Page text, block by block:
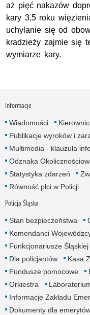
aż pięć nakazów
kary 3,5 roku
uchylanie się od
kradzieży zajmie się
wymiarze kary.
Informacje
Wiadomości
Publikacje wyroków i
Multimedia - klauzula
Odznaka
Statystyka zdarzeń
Równość płci w Policji
Policja Śląska
Stan bezpieczeństwa
Komendanci
Funkcjonariusze
Dla policjantów
Kasa
Fundusze pomocowe
Orkiestra
Informacje Zakładu
Dokumenty dla